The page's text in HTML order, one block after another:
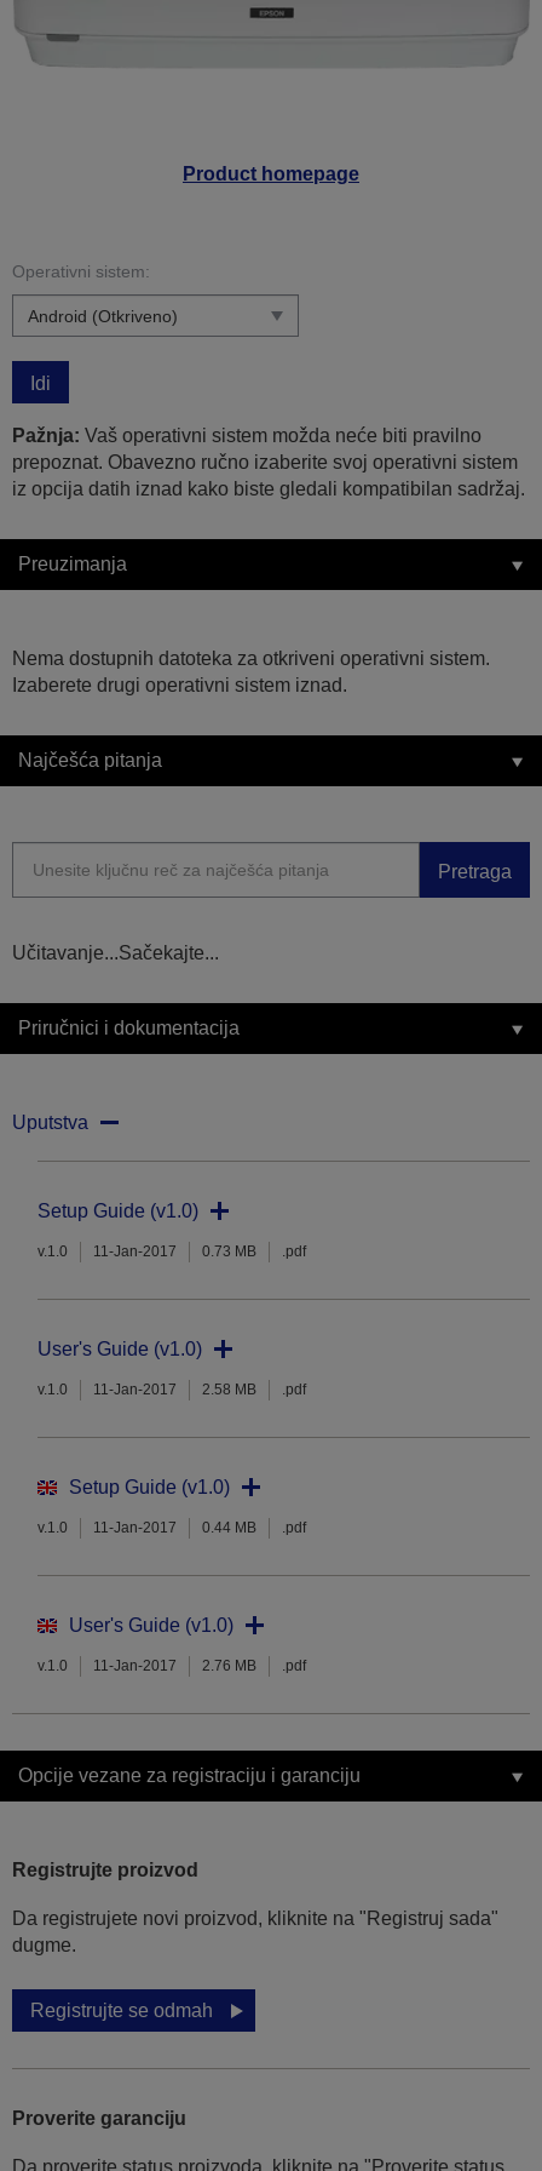
Product homepage
Operativni sistem:
Idi
Pažnja: Vaš operativni sistem možda neće biti pravilno
prepoznat. Obavezno ručno izaberite svoj operativni sistem
iz opcija datih iznad kako biste gledali kompatibilan sadržaj.
Preuzimanja
Nema dostupnih datoteka za otkriveni operativni sistem.
Izaberete drugi operativni sistem iznad.
Najčešća pitanja
Pretraga
Učitavanje...Sačekajte...
Priručnici i dokumentacija
Uputstva
Setup Guide (v1.0)
v.1.0 11-Jan-2017 0.73 MB .pdf
User's Guide (v1.0)
v.1.0 11-Jan-2017 2.58 MB .pdf
Setup Guide (v1.0)
v.1.0 11-Jan-2017 0.44 MB .pdf
User's Guide (v1.0)
v.1.0 11-Jan-2017 2.76 MB .pdf
Opcije vezane za registraciju i garanciju
Registrujte proizvod
Da registrujete novi proizvod, kliknite na "Registruj sada"
dugme.
Registrujte se odmah
Proverite garanciju